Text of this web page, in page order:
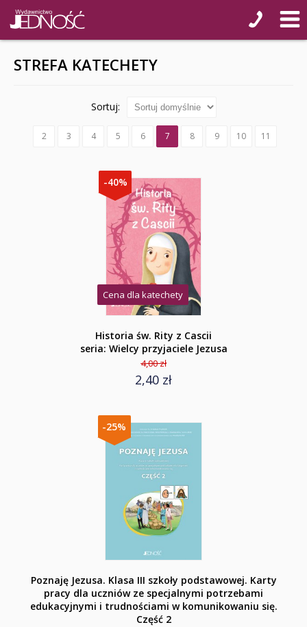
STREFA KATECHETY
Sortuj:
2 3 4 5 6 7 8 9 10 11
-40%
Cena dla katechety
Historia św. Rity z Cascii
seria: Wielcy przyjaciele Jezusa
4,00 zł
2,40 zł
-25%
Poznaję Jezusa. Klasa III szkoły podstawowej. Karty
pracy dla uczniów ze specjalnymi potrzebami
edukacyjnymi i trudnościami w komunikowaniu się.
Część 2